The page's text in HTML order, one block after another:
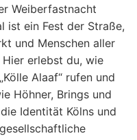
Weiberfastnacht
ist ein Fest der Straße,
und Menschen aller
erlebst du, wie
Alaaf“ rufen und
Höhner, Brings und
Identität Kölns und